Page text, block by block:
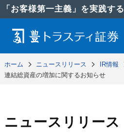
「お客様第一主義」を実践する
ホーム ニュースリリース
IR情報
連結総資産の増加に関するお知らせ
ニュースリリース